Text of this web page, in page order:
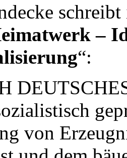
–
“:
von